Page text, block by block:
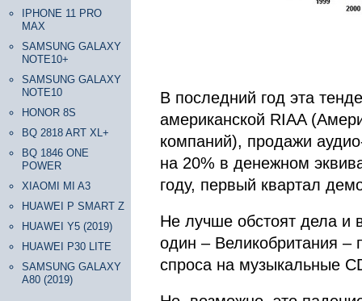
IPHONE 11 PRO
MAX
SAMSUNG GALAXY
NOTE10+
SAMSUNG GALAXY
NOTE10
HONOR 8S
BQ 2818 ART XL+
BQ 1846 ONE
POWER
XIAOMI MI A3
HUAWEI P SMART Z
HUAWEI Y5 (2019)
HUAWEI P30 LITE
SAMSUNG GALAXY
A80 (2019)
В последний год эта
американской RIAA
компаний), продажи
на 20% в денежном
году, первый квартал
Не лучше обстоят дела и
один – Великобритания –
спроса на музыкальные